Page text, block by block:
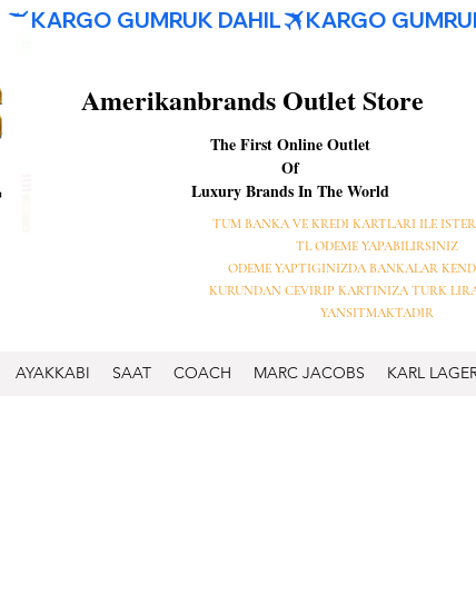
Amerikanbrands Outlet Store
The First Online Outlet
Of
Luxury Brands In The World
TUM BANKA VE KREDI KARTLARI ILE
TL ODEME YAPABILIRSINIZ
ODEME YAPTIGINIZDA BANKALAR
KURUNDAN CEVIRIP KARTINIZA TURK
YANSITMAKTADIR
AYAKKABI SAAT COACH MARC JACOBS KARL